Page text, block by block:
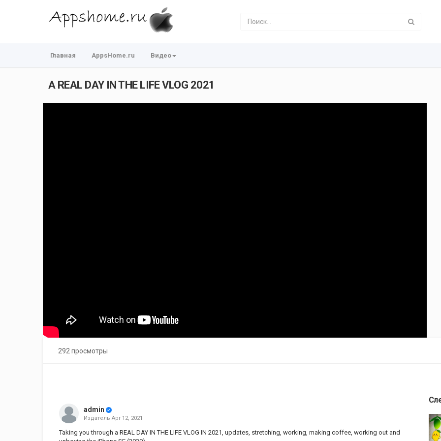
Главная AppsHome.ru Видео
A REAL DAY IN THE LIFE VLOG 2021
292 просмотры
admin
Издатель Apr 12, 2021
Taking you through a REAL DAY IN THE LIFE VLOG IN 2021, updates, stretching, working, making coffee, working out and